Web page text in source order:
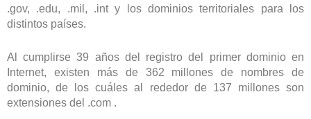
.gov, .edu, .mil, .int y los dominios territoriales para los
distintos países.
A l cumplirse 39 años del registro del primer dominio en
Internet, existen más de 362 millones de nombres de
dominio, de los cuálesal rededor de 137 millones son
extensiones del .com .